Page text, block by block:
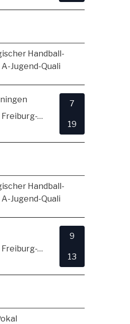
Handball-
Jugend-Quali
TSV Alemannia Freiburg-Zähringen
7
19
Handball-
Jugend-Quali
TSV Alemannia Freiburg-Zähringen
9
13